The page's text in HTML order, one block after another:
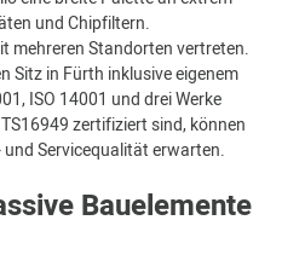
und Chipfiltern.
mehreren Standorten vertreten.
Sitz in Fürth inklusive eigenem
ISO 14001 und drei Werke
zertifiziert sind, können
Servicequalität erwarten.
Bauelemente